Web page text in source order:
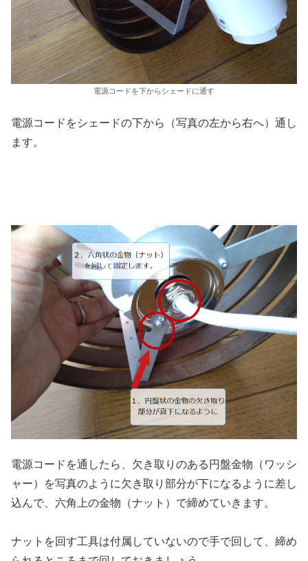
電源コードを下からシェードに通す
電源コードをシェードの下から（写真の左から右へ）通し
ます。
電源コードを通したら、欠き取りのある円盤金物（ワッシ
ャー）を写真のように欠き取り部分が下になるように差し
込んで、六角上の金物（ナット）で締めていきます。
ナットを回す工具は付属していないので手で回して、締め